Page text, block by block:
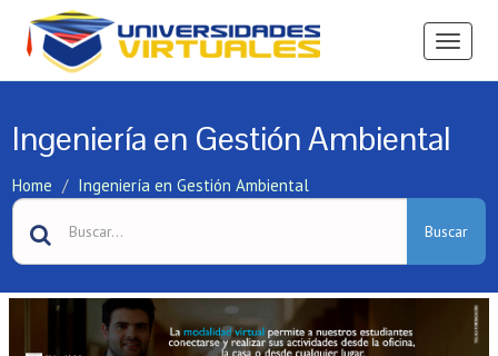
Ver
Ingeniería en Gestión Ambiental
Home Ingeniería en Gestión Ambiental
Buscar